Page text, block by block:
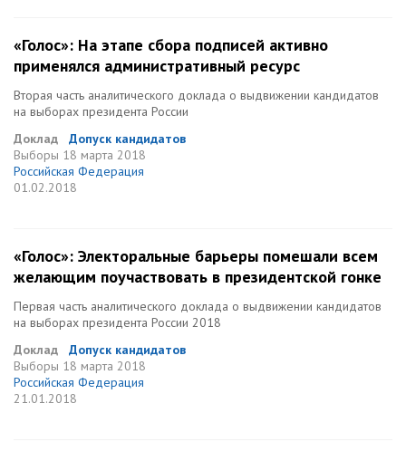
«Голос»: На этапе сбора подписей активно
применялся административный ресурс
Вторая часть аналитического доклада о выдвижении кандидатов
на выборах президента России
Доклад
Допуск кандидатов
Выборы 18 марта 2018
Российская Федерация
01.02.2018
«Голос»: Электоральные барьеры помешали всем
желающим поучаствовать в президентской гонке
Первая часть аналитического доклада о выдвижении кандидатов
на выборах президента России 2018
Доклад
Допуск кандидатов
Выборы 18 марта 2018
Российская Федерация
21.01.2018